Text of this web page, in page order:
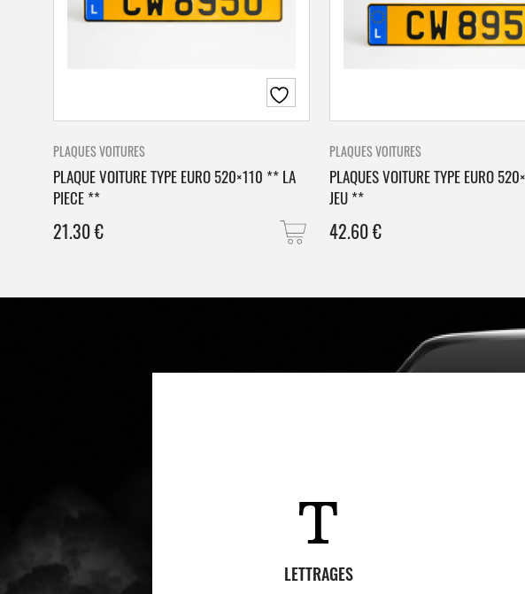
PLAQUES VOITURES
PLAQUE VOITURE TYPE EURO 520×110 ** LA
PIECE **
21.30€
PLAQUES VOITURES
PLAQUES VOITURE TYPE EURO
JEU **
42.60€
LETTRAGES